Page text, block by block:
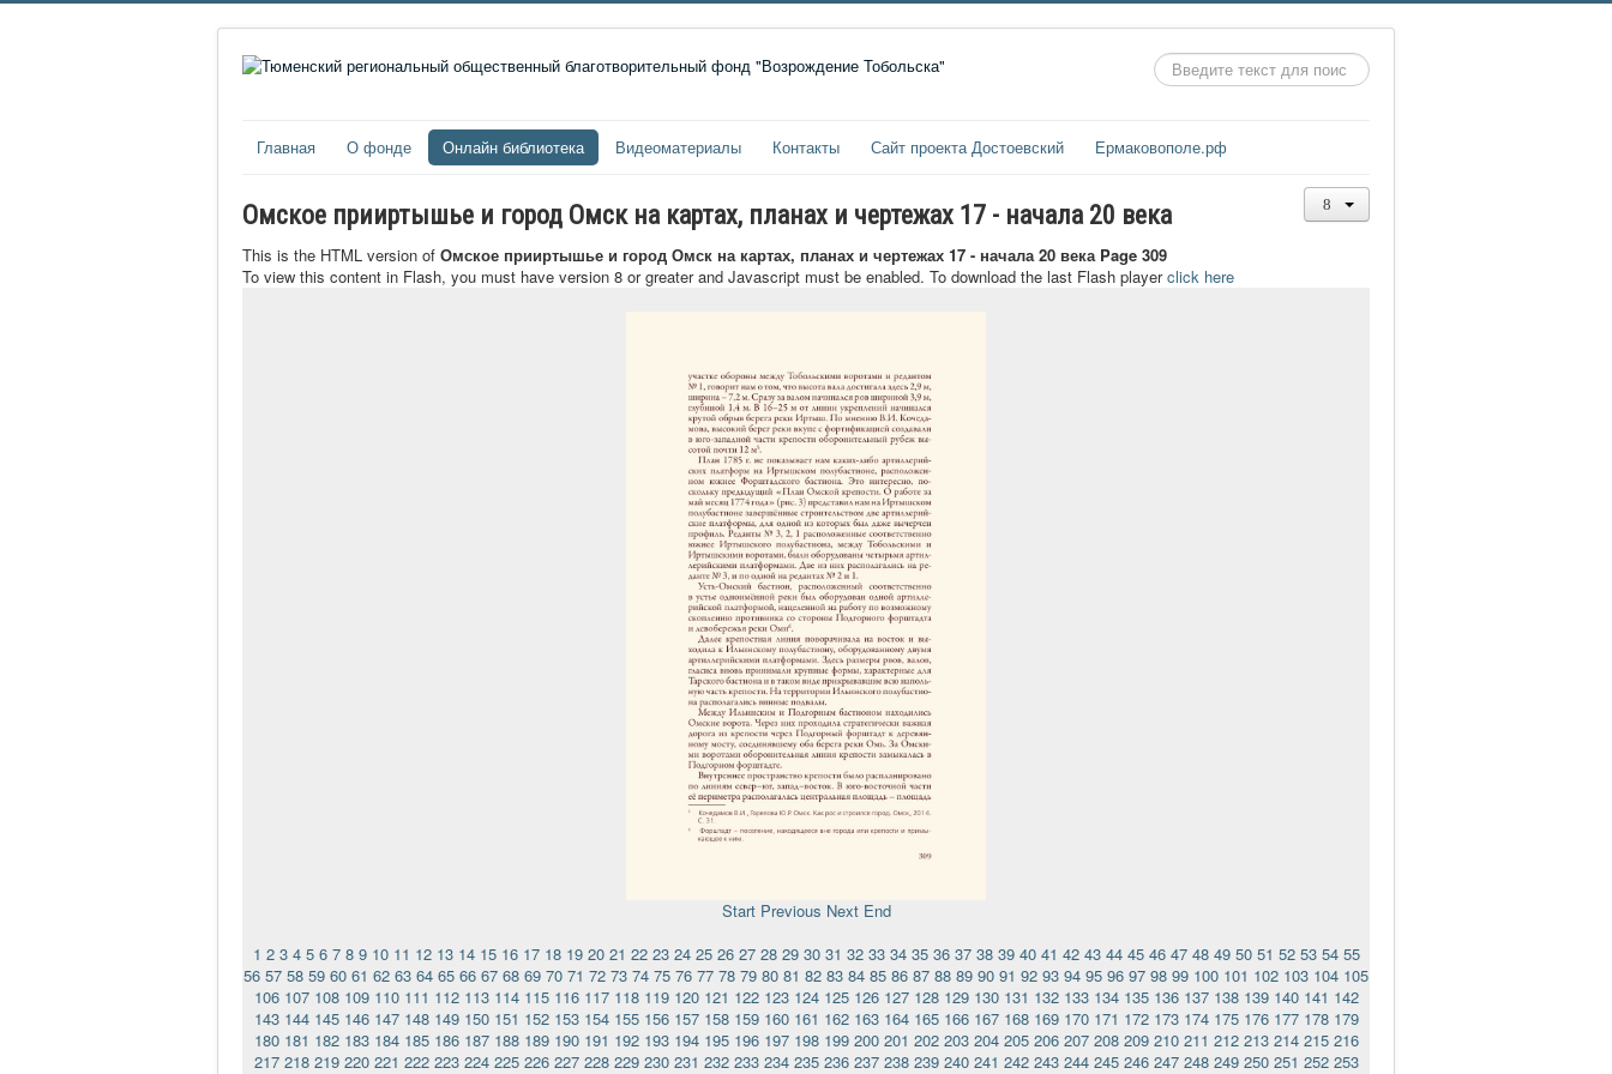
Искать...
Главная О фонде Онлайн библиотека Видеоматериалы Контакты Сайт проекта Достоевский Ермаковополе.рф
Омское прииртышье и город Омск на картах, планах и чертежах 17 - начала 20 века
This is the HTML version of Омское прииртышье и город Омск на картах, планах и чертежах 17 - начала 20 века Page 309
To view this content in Flash, you must have version 8 or greater and Javascript must be enabled. To download the last Flash playerclick here
Start Previous Next End
1 2 3 4 5 6 7 8 9 10 11 12 13 14 15 16 17 18 19 20 21 22 23 24 25 26 27 28 29 30 31 32 33 34 35 36 37 38 39 40 41 42 43 44 45 46 47 48 49 50 51 52 53 54 55
56 57 58 59 60 61 62 63 64 65 66 67 68 69 70 71 72 73 74 75 76 77 78 79 80 81 82 83 84 85 86 87 88 89 90 91 92 93 94 95 96 97 98 99 100 101 102 103 104 105
106 107 108 109 110 111 112 113 114 115 116 117 118 119 120 121 122 123 124 125 126 127 128 129 130 131 132 133 134 135 136 137 138 139 140 141 142
143 144 145 146 147 148 149 150 151 152 153 154 155 156 157 158 159 160 161 162 163 164 165 166 167 168 169 170 171 172 173 174 175 176 177 178 179
180 181 182 183 184 185 186 187 188 189 190 191 192 193 194 195 196 197 198 199 200 201 202 203 204 205 206 207 208 209 210 211 212 213 214 215 216
217 218 219 220 221 222 223 224 225 226 227 228 229 230 231 232 233 234 235 236 237 238 239 240 241 242 243 244 245 246 247 248 249 250 251 252 253